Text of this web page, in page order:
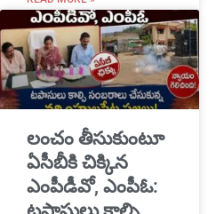
​లంచం తీసుకుంటూ
ఏసీబీకి చిక్కిన
ఎంపీడీవో, ఎంపీఓ: